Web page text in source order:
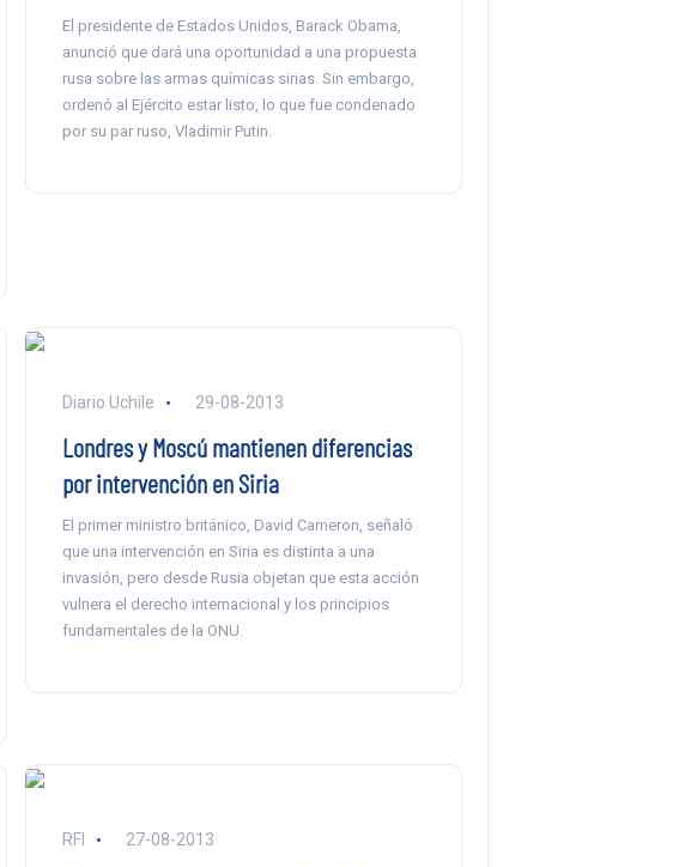
El presidente de Estados Unidos, Barack Obama,
anunció que dará una oportunidad a una propuesta
rusa sobre las armas químicas sirias. Sin embargo,
ordenó al Ejército estar listo, lo que fue condenado
por su par ruso, Vladimir Putin.
Diario Uchile 29-08-2013
Londres y Moscú mantienen diferencias
por intervención en Siria
El primer ministro británico, David Cameron, señaló
que una intervención en Siria es distinta a una
invasión, pero desde Rusia objetan que esta acción
vulnera el derecho internacional y los principios
fundamentales de la ONU.
RFI 27-08-2013